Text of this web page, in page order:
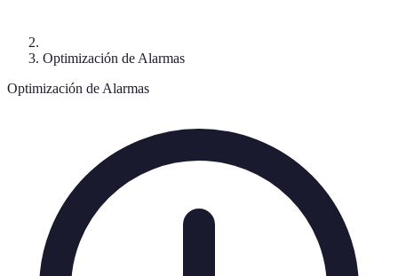
Optimización de Alarmas
Optimización de Alarmas